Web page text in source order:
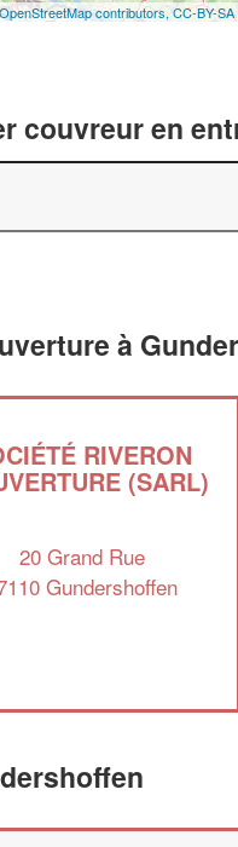
OpenStreetMap contributors,CC-BY-SA
couvreur en
à
RIVERON
(SARL)
20 Grand Rue
Gundershoffen